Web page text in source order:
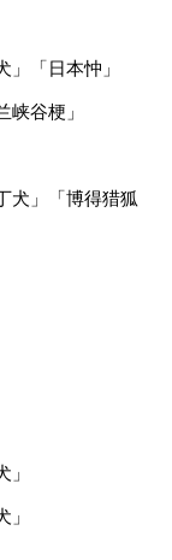
「日本忡」
谷梗」
犬」「博得猎狐